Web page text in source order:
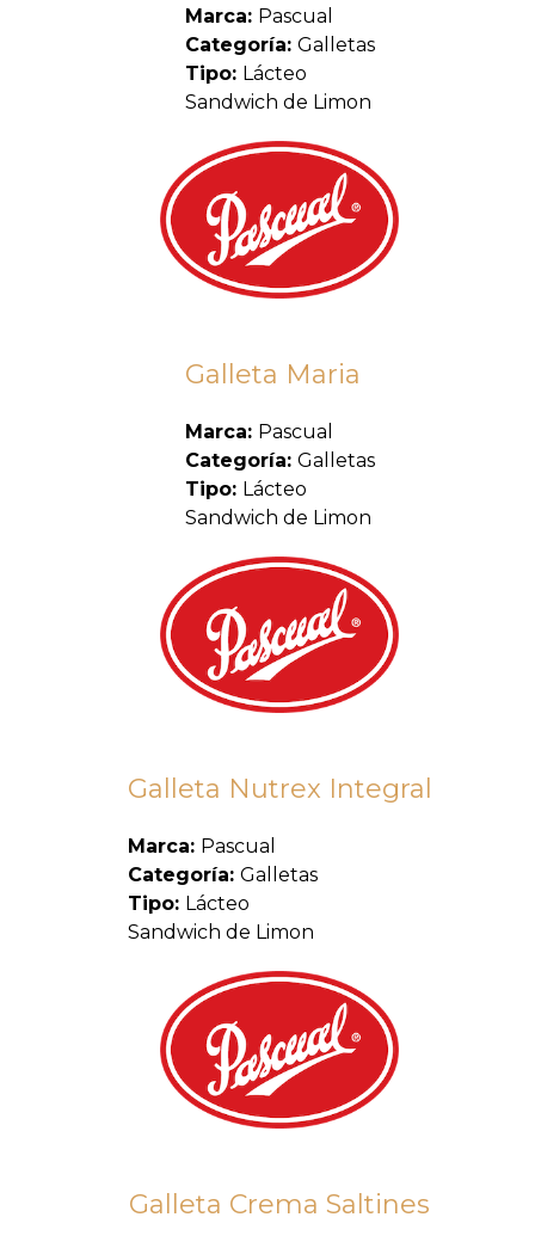
Marca: Pascual
Categoría: Galletas
Tipo: Lácteo
Sandwich de Limon
Galleta Maria
Marca: Pascual
Categoría: Galletas
Tipo: Lácteo
Sandwich de Limon
Galleta Nutrex Integral
Marca: Pascual
Categoría: Galletas
Tipo: Lácteo
Sandwich de Limon
Galleta Crema Saltines